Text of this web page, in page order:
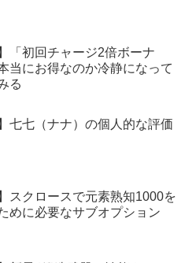
「初回チャージ2倍ボーナ
当にお得なのか冷静になって
る
七七（ナナ）の個人的な評価
スクロースで元素熟知1000を
めに必要なサブオプション